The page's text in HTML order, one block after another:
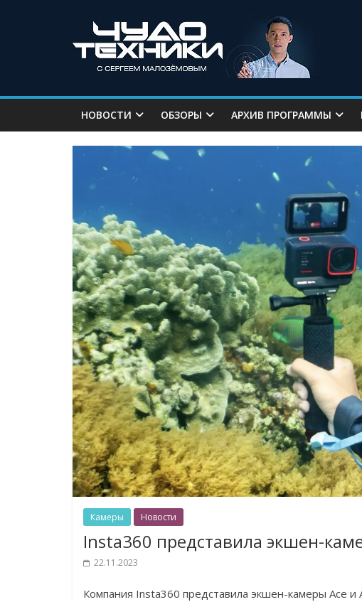
НОВОСТИ ОБЗОРЫ АРХИВ ПРОГРАММЫ
Камеры Новости
Insta360 представила экшен-
22.11.2023
Компания Insta360 представила экшен-камеры Ace и